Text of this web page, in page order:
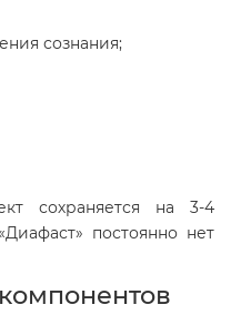
сознания;
сохраняется на 3-4
постоянно нет